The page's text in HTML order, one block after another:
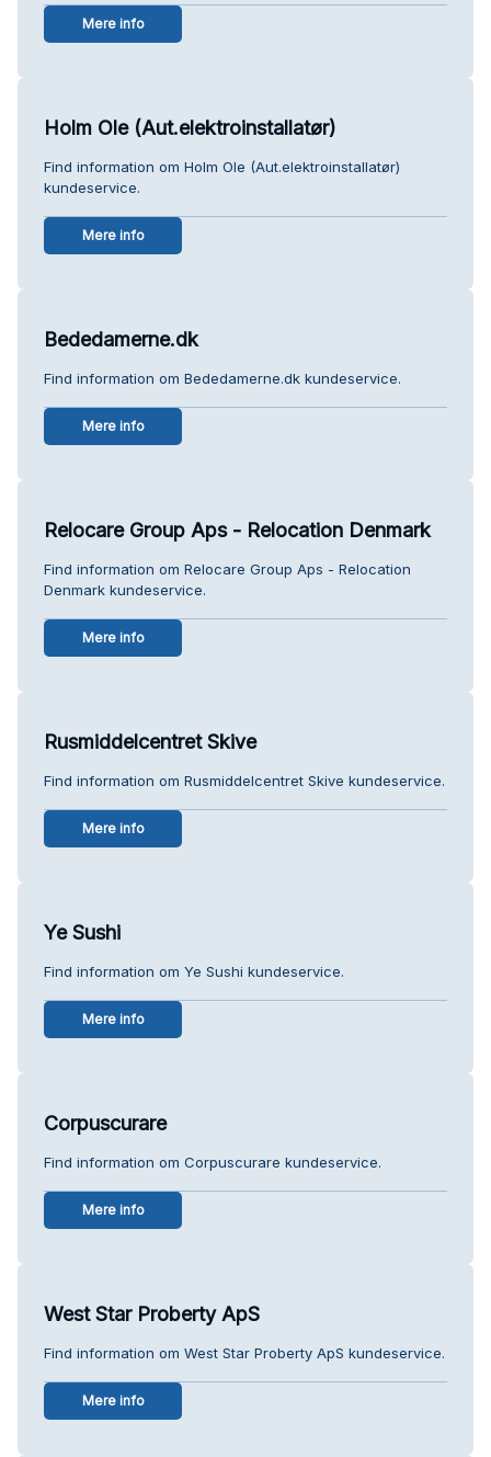
Mere info
Holm Ole (Aut.elektroinstallatør)
Find information om Holm Ole (Aut.elektroinstallatør)
kundeservice.
Mere info
Bededamerne.dk
Find information om Bededamerne.dk kundeservice.
Mere info
Relocare Group Aps - Relocation Denmark
Find information om Relocare Group Aps - Relocation
Denmark kundeservice.
Mere info
Rusmiddelcentret Skive
Find information om Rusmiddelcentret Skive kundeservice.
Mere info
Ye Sushi
Find information om Ye Sushi kundeservice.
Mere info
Corpuscurare
Find information om Corpuscurare kundeservice.
Mere info
West Star Proberty ApS
Find information om West Star Proberty ApS kundeservice.
Mere info